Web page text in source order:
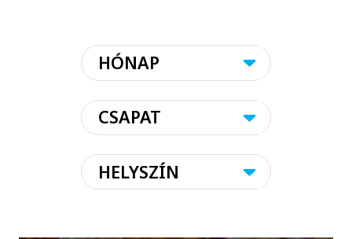
HÓNAP
CSAPAT
HELYSZÍN